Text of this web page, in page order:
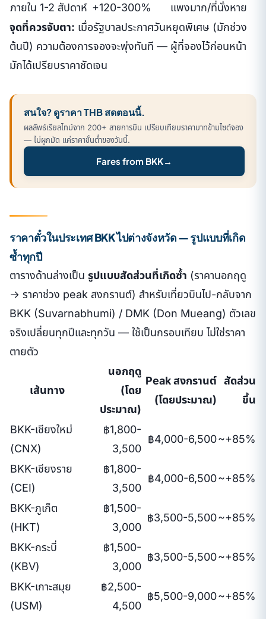
ภายใน 1-2 สัปดาห์ +120-300%
แพงมาก/ที่นั่งหาย
จุดที่ควรจับตา: เมื่อรัฐบาลประกาศวันหยุดพิเศษ (มักช่วง
ต้นปี) ความต้องการจองจะพุ่งทันที — ผู้ที่จองไว้ก่อนหน้า
มักได้เปรียบราคาชัดเจน
สนใจ? ดูราคา THB สดตอนนี้.
ผลลัพธ์เรียลไทม์จาก 200+ สายการบิน เปรียบเทียบราคาบาทข้ามไซต์จอง
— ไม่ผูกมัด แค่ราคาขั้นต่ำของวันนี้.
Fares from BKK→
ราคาตั๋วในประเทศ BKK ไปต่างจังหวัด — รูปแบบที่เกิด
ซ้ำทุกปี
ตารางด้านล่างเป็น รูปแบบสัดส่วนที่เกิดซ้ำ (ราคานอกฤดู
→ ราคาช่วง peak สงกรานต์) สำหรับเที่ยวบินไป-กลับจาก
BKK (Suvarnabhumi) / DMK (Don Mueang) ตัวเลข
จริงเปลี่ยนทุกปีและทุกวัน — ใช้เป็นกรอบเทียบ ไม่ใช่ราคา
ตายตัว
เส้นทาง
นอกฤดู
(โดย
ประมาณ)
Peak สงกรานต์
(โดยประมาณ)
สัดส่วน
ขึ้น
BKK-เชียงใหม่
(CNX)
฿1,800-
3,500
฿4,000-6,500~+85%
BKK-เชียงราย
(CEI)
฿1,800-
3,500
฿4,000-6,500~+85%
BKK-ภูเก็ต
(HKT)
฿1,500-
3,000
฿3,500-5,500~+85%
BKK-กระบี่
(KBV)
฿1,500-
3,000
฿3,500-5,500~+85%
BKK-เกาะสมุย
(USM)
฿2,500-
4,500
฿5,500-9,000~+85%